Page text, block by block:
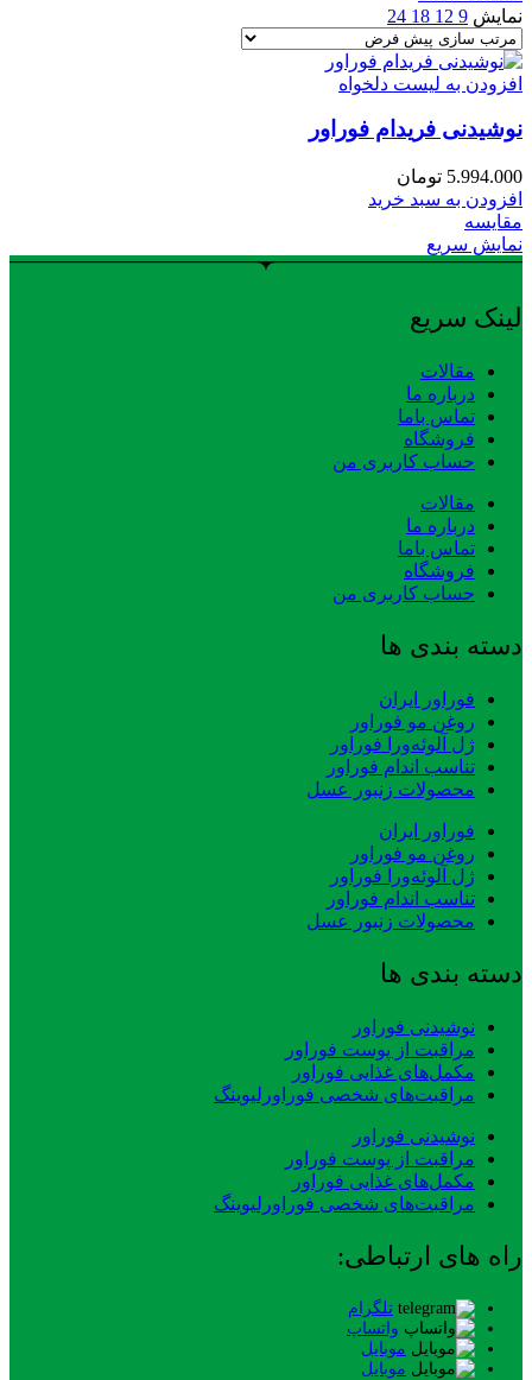
نمایش 9
12
18
24
افزودن به لیست دلخواه
نوشیدنی فریدام فوراور
5.994.000 تومان
افزودن به سبد خرید
مقایسه
نمایش سریع
لینک سریع
مقالات
درباره ما
تماس باما
فروشگاه
حساب کاربری من
مقالات
درباره ما
تماس باما
فروشگاه
حساب کاربری من
دسته بندی ها
فوراور ایران
روغن مو فوراور
ژل آلوئه‌ورا فوراور
تناسب اندام فوراور
محصولات زنبور عسل
فوراور ایران
روغن مو فوراور
ژل آلوئه‌ورا فوراور
تناسب اندام فوراور
محصولات زنبور عسل
دسته بندی ها
نوشیدنی فوراور
مراقبت از پوست فوراور
مکمل‌های غذایی فوراور
مراقبت‌های شخصی فوراورلیوینگ
نوشیدنی فوراور
مراقبت از پوست فوراور
مکمل‌های غذایی فوراور
مراقبت‌های شخصی فوراورلیوینگ
راه های ارتباطی:
تلگرام
واتساپ
موبایل
موبایل